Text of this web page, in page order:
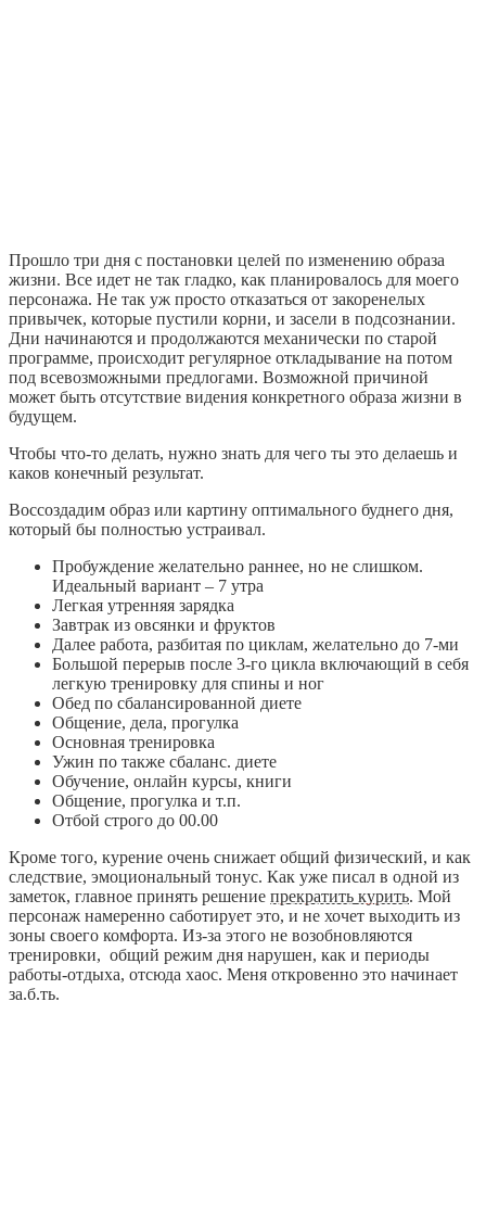
Прошло три дня с постановки целей по изменению образа
жизни. Все идет не так гладко, как планировалось для моего
персонажа. Не так уж просто отказаться от закоренелых
привычек, которые пустили корни, и засели в подсознании.
Дни начинаются и продолжаются механически по старой
программе, происходит регулярное откладывание на потом
под всевозможными предлогами. Возможной причиной
может быть отсутствие видения конкретного образа жизни в
будущем.
Чтобы что-то делать, нужно знать для чего ты это делаешь и
каков конечный результат.
Воссоздадим образ или картину оптимального буднего дня,
который бы полностью устраивал.
Пробуждение желательно раннее, но не слишком.
Идеальный вариант – 7 утра
Легкая утренняя зарядка
Завтрак из овсянки и фруктов
Далее работа, разбитая по циклам, желательно до 7-ми
Большой перерыв после 3-го цикла включающий в себя
легкую тренировку для спины и ног
Обед по сбалансированной диете
Общение, дела, прогулка
Основная тренировка
Ужин по также сбаланс. диете
Обучение, онлайн курсы, книги
Общение, прогулка и т.п.
Отбой строго до 00.00
Кроме того, курение очень снижает общий физический, и как
следствие, эмоциональный тонус. Как уже писал в одной из
заметок, главное принять решение прекратить курить. Мой
персонаж намеренно саботирует это, и не хочет выходить из
зоны своего комфорта. Из-за этого не возобновляются
тренировки, общий режим дня нарушен, как и периоды
работы-отдыха, отсюда хаос. Меня откровенно это начинает
за.б.ть.